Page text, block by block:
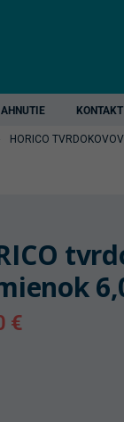
KONTAKT
HORICO
€